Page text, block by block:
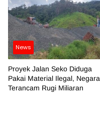
News
Proyek Jalan Seko Diduga
Pakai Material Ilegal, Negara
Terancam Rugi Miliaran